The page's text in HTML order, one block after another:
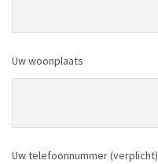
Uw woonplaats
Uw telefoonnummer (verplicht)